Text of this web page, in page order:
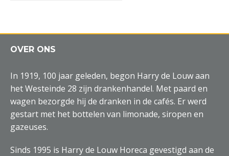
OVER ONS
In 1919, 100 jaar geleden, begon Harry de Louw aan
het Westeinde 28 zijn drankenhandel. Met paard en
wagen bezorgde hij de dranken in de cafés. Er werd
gestart met het bottelen van limonade, siropen en
gazeuses.
Sinds 1995 is Harry de Louw Horeca gevestigd aan de